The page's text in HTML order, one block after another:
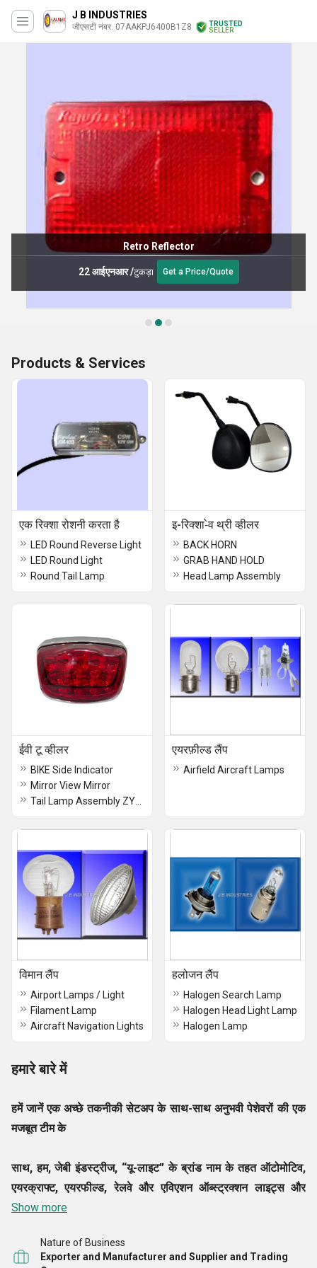
J B INDUSTRIES
जीएसटी नंबर. 07AAKPJ6400B1Z8
TRUSTED
SELLER
Retro Reflector
22 आईएनआर/टुकड़ा Get a Price/Quote
Products & Services
एक रिक्शा रोशनी करता है
LED Round Reverse Light
LED Round Light
Round Tail Lamp
इ-रिक्शा-ेव थ्री व्हीलर
BACK HORN
GRAB HAND HOLD
Head Lamp Assembly
ईवी टू व्हीलर
BIKE Side Indicator
Mirror View Mirror
एयरफ़ील्ड लैंप
Airfield Aircraft Lamps
विमान लैंप
Airport Lamps / Light
Filament Lamp
Aircraft Navigation Lights
हलोजन लैंप
Halogen Search Lamp
Halogen Head Light Lamp
Halogen Lamp
हमारे बारे में
हमें जानें एक अच्छे तकनीकी सेटअप के साथ-साथ अनुभवी पेशेवरों की एक
मजबूत टीम के
साथ, हम,जेबी इंडस्ट्रीज, “यू-लाइट” के ब्रांड नाम के तहत ऑटोमोटिव,
एयरक्राफ्ट, एयरफील्ड, रेलवे और एविएशन ऑब्स्ट्रक्शन लाइट्स और
स्पेशल लैंपकी एक विस्तृत श्रृंखला का उत्पादन करते हैं।
हेलीकॉप्टर लैंप, मेडिकल लैंप, मरीन लैंप, मिनिएचर लैंप, रेलवे सिग्नल लैंप,
Show more
Nature of Business
Exporter and Manufacturer and Supplier and Trading